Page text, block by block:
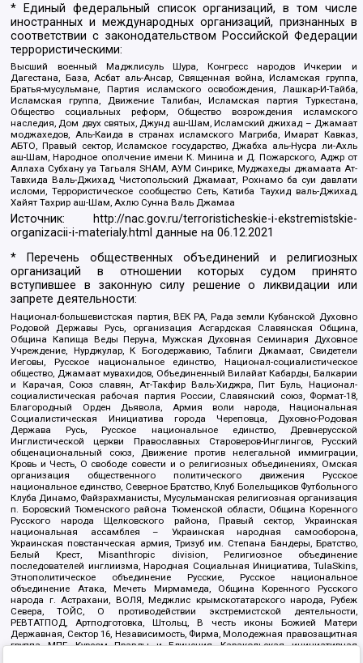
* Единый федеральный список организаций, в том числе
иностранных и международных организаций, признанных в
соответствии с законодательством Российской Федерации
террористическими:
Высший военный Маджлисуль Шура, Конгресс народов Ичкерии и
Дагестана, База, Асбат аль-Ансар, Священная война, Исламская группа,
Братья-мусульмане, Партия исламского освобождения, Лашкар-И-Тайба,
Исламская группа, Движение Талибан, Исламская партия Туркестана,
Общество социальных реформ, Общество возрождения исламского
наследия, Дом двух святых, Джунд аш-Шам, Исламский джихад – Джамаат
моджахедов, Аль-Каида в странах исламского Магриба, Имарат Кавказ,
АБТО, Правый сектор, Исламское государство, Джабха аль-Нусра ли-Ахль
аш-Шам, Народное ополчение имени К. Минина и Д. Пожарского, Аджр от
Аллаха Субхану уа Тагьаля SHAM, АУМ Синрике, Муджахеды джамаата Ат-
Тавхида Валь-Джихад, Чистопольский Джамаат, Рохнамо ба суи давлати
исломи, Террористическое сообщество Сеть, Катиба Таухид валь-Джихад,
Хайят Тахрир аш-Шам, Ахлю Сунна Валь Джамаа
Источник:
http://nac.gov.ru/terroristicheskie-i-ekstremistskie-
organizacii-i-materialy.html данные на06.12.2021
* Перечень общественных объединений и религиозных
организаций в отношении которых судом принято
вступившее в законную силу решение о ликвидации или
запрете деятельности:
Национал-большевистская партия, ВЕК РА, Рада земли Кубанской Духовно
Родовой Державы Русь, организация Асгардская Славянская Община,
Община Капища Веды Перуна, Мужская Духовная Семинария Духовное
Учреждение, Нурджулар, К Богодержавию, Таблиги Джамаат, Свидетели
Иеговы, Русское национальное единство, Национал-социалистическое
общество, Джамаат мувахидов, Объединенный Вилайат Кабарды, Балкарии
и Карачая, Союз славян, Ат-Такфир Валь-Хиджра, Пит Буль, Национал-
социалистическая рабочая партия России, Славянский союз, Формат-18,
Благородный Орден Дьявола, Армия воли народа, Национальная
Социалистическая Инициатива города Череповца, Духовно-Родовая
Держава Русь, Русское национальное единство, Древнерусской
Инглистической церкви Православных Староверов-Инглингов, Русский
общенациональный союз, Движение против нелегальной иммиграции,
Кровь и Честь, О свободе совести и о религиозных объединениях, Омская
организация общественного политического движения Русское
национальное единство, Северное Братство, Клуб Болельщиков Футбольного
Клуба Динамо, Файзрахманисты, Мусульманская религиозная организация
п. Боровский Тюменского района Тюменской области, Община Коренного
Русского народа Щелковского района, Правый сектор, Украинская
национальная ассамблея – Украинская народная самооборона,
Украинская повстанческая армия, Тризуб им. Степана Бандеры, Братство,
Белый Крест, Misanthropic division, Религиозное объединение
последователей инглиизма, Народная Социальная Инициатива, TulaSkins,
Этнополитическое объединение Русские, Русское национальное
объединение Атака, Мечеть Мирмамеда, Община Коренного Русского
народа г. Астрахани, ВОЛЯ, Меджлис крымскотатарского народа, Рубеж
Севера, ТОЙС, О противодействии экстремистской деятельности,
РЕВТАТПОД, Артподготовка, Штольц, В честь иконы Божией Матери
Державная, Сектор 16, Независимость, Фирма, Молодежная правозащитная
группа МПГ, Курсом Правды и Единения, Каракольская инициативная